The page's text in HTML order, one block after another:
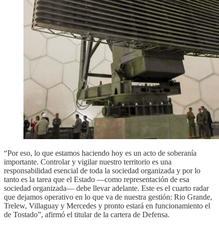
“Por eso, lo que estamos haciendo hoy es un acto de soberanía
importante. Controlar y vigilar nuestro territorio es una
responsabilidad esencial de toda la sociedad organizada y por lo
tanto es la tarea que el Estado —como representación de esa
sociedad organizada— debe llevar adelante. Este es el cuarto radar
que dejamos operativo en lo que va de nuestra gestión: Rio Grande,
Trelew, Villaguay y Mercedes y pronto estará en funcionamiento el
de Tostado”, afirmó el titular de la cartera de Defensa.